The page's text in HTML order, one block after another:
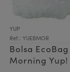
YUP
Ref.: YUEBMOR
Bolsa EcoBag
Morning Yup!